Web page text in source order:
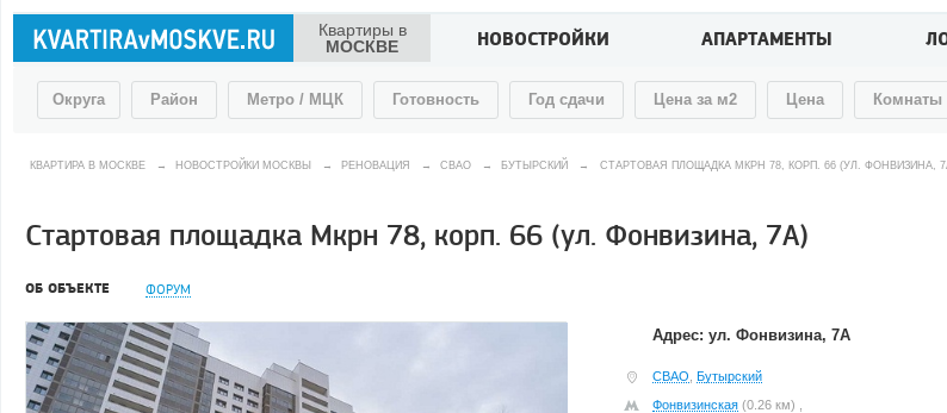
Квартиры в
МОСКВЕ
НОВОСТРОЙКИ АПАРТАМЕНТЫ
Округа Район Метро / МЦК Готовность Год сдачи Цена за м2 Цена Комнаты
КВАРТИРА В МОСКВЕ → НОВОСТРОЙКИ МОСКВЫ → РЕНОВАЦИЯ → СВАО → БУТЫРСКИЙ → СТАРТОВАЯ ПЛОЩАДКА МКРН 78, КОРП. 66 (УЛ. ФОНВИЗИНА,
Стартовая площадка Мкрн 78, корп. 66 (ул. Фонвизина, 7А)
ОБ ОБЪЕКТЕ ФОРУМ
Адрес: ул. Фонвизина, 7А
СВАО Бутырский
Фонвизинская (0.26 км) ,